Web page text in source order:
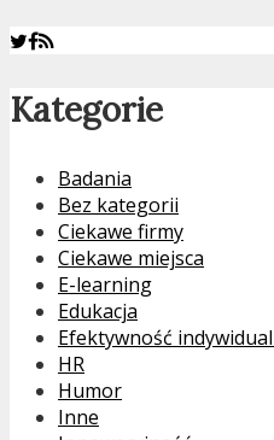
Kategorie
Badania
Bez kategorii
Ciekawe firmy
Ciekawe miejsca
E-learning
Edukacja
Efektywność
HR
Humor
Inne